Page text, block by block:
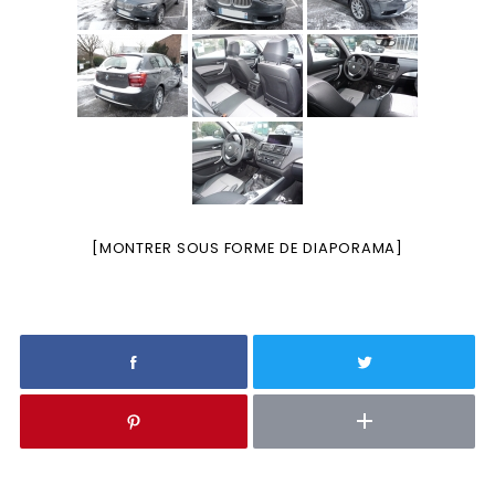
[MONTRER SOUS FORME DE DIAPORAMA]